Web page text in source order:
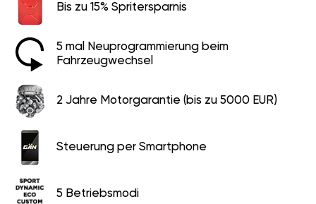
Bis zu 15% Spritersparnis
5 mal Neuprogrammierung beim
Fahrzeugwechsel
2 Jahre Motorgarantie (bis zu 5000 EUR)
Steuerung per Smartphone
5 Betriebsmodi